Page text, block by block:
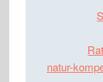
natur-